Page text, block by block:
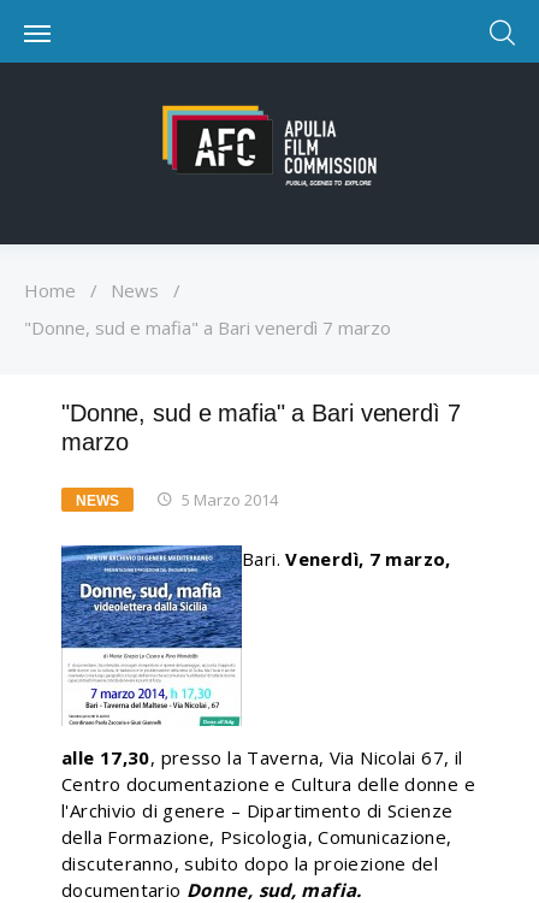
Home / News
/
"Donne, sud e mafia" a Bari venerdì 7 marzo
"Donne, sud e mafia" a Bari venerdì 7
marzo
NEWS 5 Marzo 2014
Bari.Venerdì, 7 marzo,
alle 17,30, presso la Taverna, Via Nicolai 67, il
Centro documentazione e Cultura delle donne e
l'Archivio di genere – Dipartimento di Scienze
della Formazione, Psicologia, Comunicazione,
discuteranno, subito dopo la proiezione del
documentario Donne, sud, mafia.